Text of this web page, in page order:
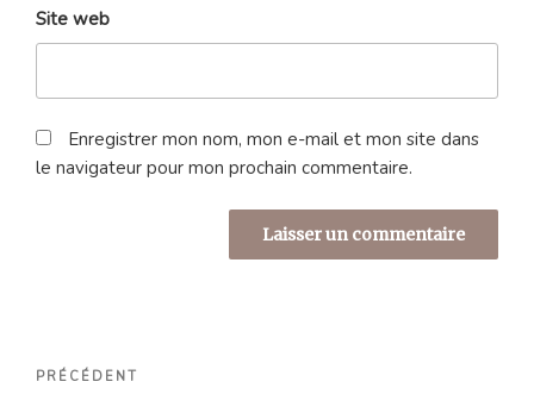
Site web
Enregistrer mon nom, mon e-mail et mon site dans
le navigateur pour mon prochain commentaire.
Navigation
Article
PRÉCÉDENT